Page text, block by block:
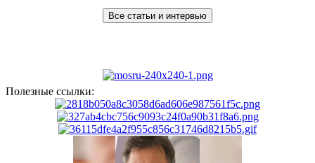
Все статьи и интервью
Полезные ссылки: